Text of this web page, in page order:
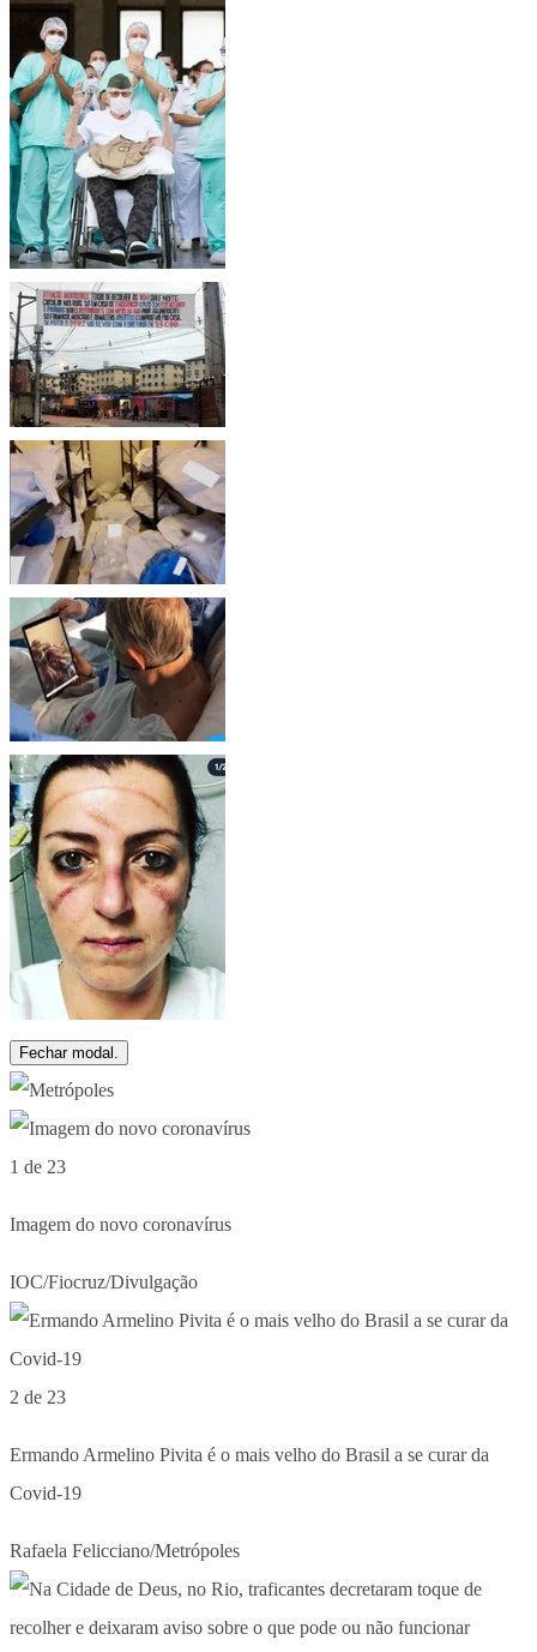
Fechar modal.
1 de 23
Imagem do novo coronavírus
IOC/Fiocruz/Divulgação
2 de 23
Ermando Armelino Pivita é o mais velho do Brasil a se curar da
Covid-19
Rafaela Felicciano/Metrópoles